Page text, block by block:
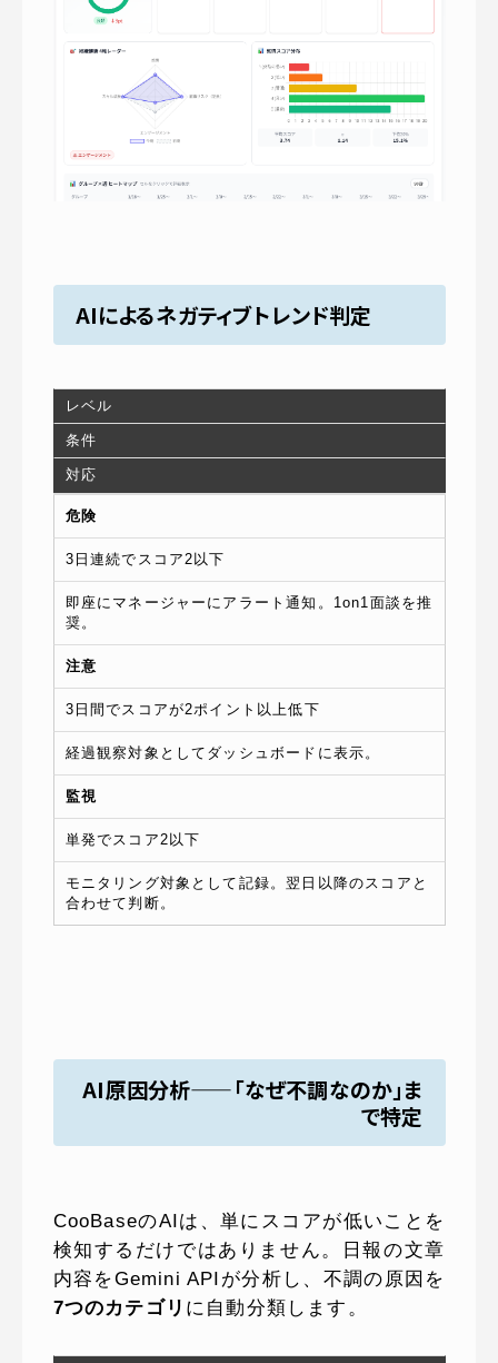
AIによるネガティブトレンド判定
レベル
条件
対応
危険
3日連続でスコア2以下
即座にマネージャーにアラート通知。1on1面談を推
奨。
注意
3日間でスコアが2ポイント以上低下
経過観察対象としてダッシュボードに表示。
監視
単発でスコア2以下
モニタリング対象として記録。翌日以降のスコアと
合わせて判断。
AI原因分析——「なぜ不調なのか」ま
で特定
CooBaseのAIは、単にスコアが低いことを
検知するだけではありません。日報の文章
内容をGemini APIが分析し、不調の原因を
7つのカテゴリ に自動分類します。